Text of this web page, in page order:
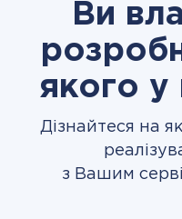
Ви
якого у
Дізнайтеся на
з Вашим